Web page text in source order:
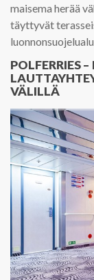
maisema herää
täyttyvät
POLFERRIES
VÄLILLÄ